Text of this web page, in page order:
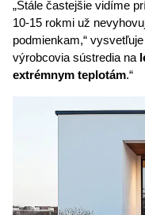
„Stále častejšie vidíme
10-15 rokmi už
podmienkam,“
výrobcovia sústredia na
extrémnym teplotám.“